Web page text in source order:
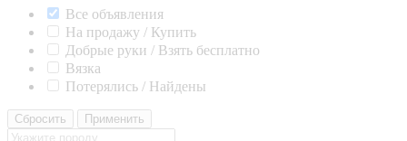
Все объявления
На продажу / Купить
Добрые руки / Взять бесплатно
Вязка
Потерялись / Найдены
Сбросить Применить